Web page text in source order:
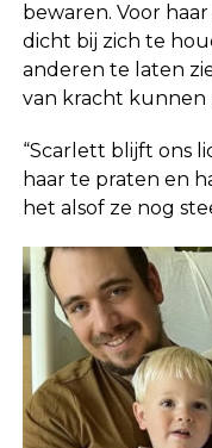
bewaren. Voor
dicht bij zich te
anderen te laten
van kracht kunnen
“Scarlett blijft ons
haar te praten en
het alsof ze nog